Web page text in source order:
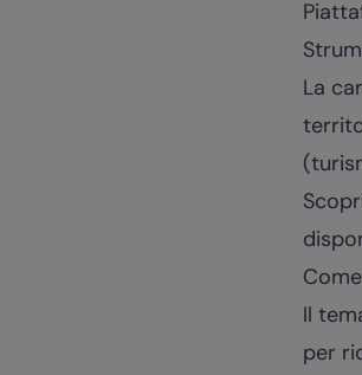
La
Il
per